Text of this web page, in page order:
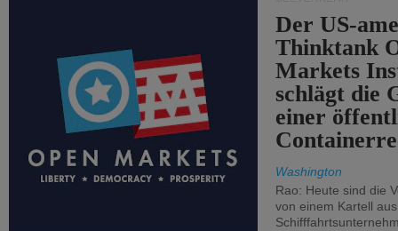
Der US-
Thinktank
Markets
schlägt die
einer
Washington
Rao: Heute sind die
von einem Kartell